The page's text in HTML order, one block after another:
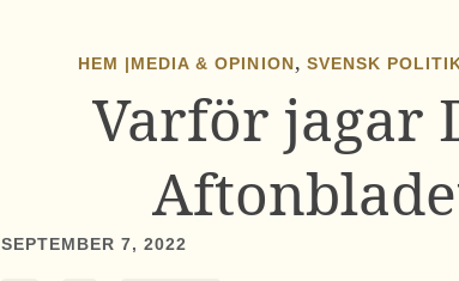
HEM |MEDIA & OPINION, SVENSK
Varför jagar
SEPTEMBER 7, 2022